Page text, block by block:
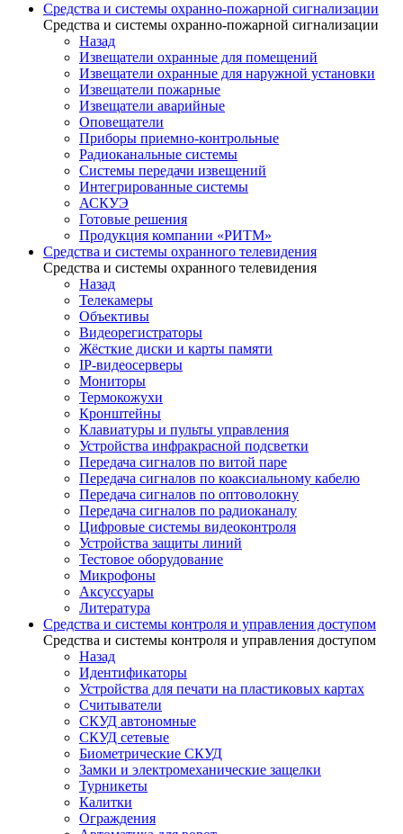
Средства и системы охранно-пожарной сигнализации
Средства и системы охранно-пожарной сигнализации
Назад
Извещатели охранные для помещений
Извещатели охранные для наружной установки
Извещатели пожарные
Извещатели аварийные
Оповещатели
Приборы приемно-контрольные
Радиоканальные системы
Системы передачи извещений
Интегрированные системы
АСКУЭ
Готовые решения
Продукция компании «РИТМ»
Средства и системы охранного телевидения
Средства и системы охранного телевидения
Назад
Телекамеры
Объективы
Видеорегистраторы
Жёсткие диски и карты памяти
IP-видеосерверы
Мониторы
Термокожухи
Кронштейны
Клавиатуры и пульты управления
Устройства инфракрасной подсветки
Передача сигналов по витой паре
Передача сигналов по коаксиальному кабелю
Передача сигналов по оптоволокну
Передача сигналов по радиоканалу
Цифровые системы видеоконтроля
Устройства защиты линий
Тестовое оборудование
Микрофоны
Аксуссуары
Литература
Средства и системы контроля и управления доступом
Средства и системы контроля и управления доступом
Назад
Идентификаторы
Устройства для печати на пластиковых картах
Считыватели
СКУД автономные
СКУД сетевые
Биометрические СКУД
Замки и электромеханические защелки
Турникеты
Калитки
Ограждения